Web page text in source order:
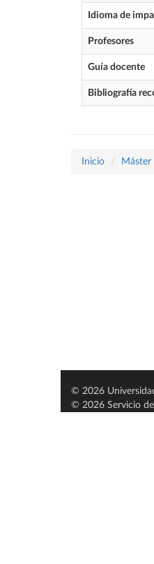
Idioma de
Profesores
Guía docente
Bibliografía
Inicio Máster
© 2026
© 2026 Servicio